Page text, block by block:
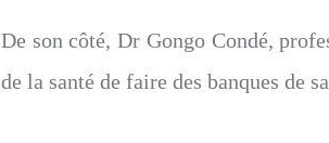
De son côté, Dr Gongo Condé,
de la santé de faire des banques de